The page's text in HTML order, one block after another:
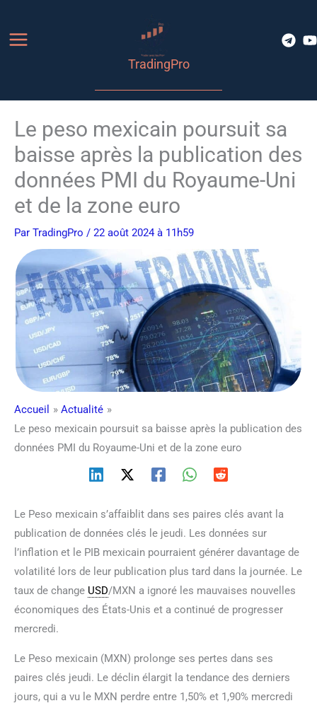
contenu
TradingPro
Le peso mexicain poursuit sa
baisse après la publication des
données PMI du Royaume-Uni
et de la zone euro
Par TradingPro / 22 août 2024 à 11h59
Accueil
Actualité
Le peso mexicain poursuit sa baisse après la publication des
données PMI du Royaume-Uni et de la zone euro
Le Peso mexicain s’affaiblit dans ses paires clés avant la
publication de données clés le jeudi. Les données sur
l’inflation et le PIB mexicain pourraient générer davantage de
volatilité lors de leur publication plus tard dans la journée. Le
taux de change USD/MXN a ignoré les mauvaises nouvelles
économiques des États-Unis et a continué de progresser
mercredi.
Le Peso mexicain (MXN) prolonge ses pertes dans ses
paires clés jeudi. Le déclin élargit la tendance des derniers
jours, qui a vu le MXN perdre entre 1,50% et 1,90% mercredi